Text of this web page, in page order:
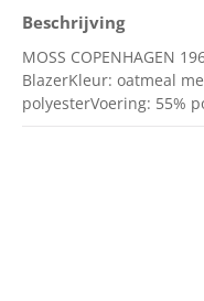
Beschrijving
MOSS COPENHAGEN
BlazerKleur: oatmeal
polyesterVoering: 55%